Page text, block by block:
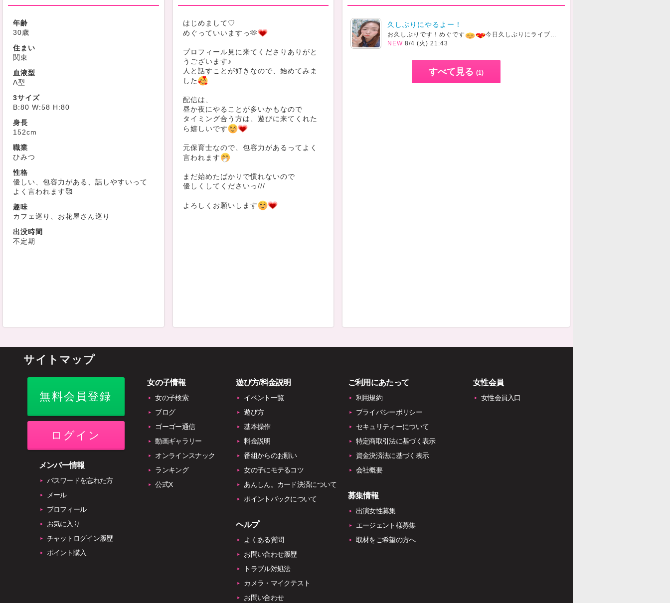
年齢
30歳
住まい
関東
血液型
A型
3サイズ
B:80 W:58 H:80
身長
152cm
職業
ひみつ
性格
優しい、包容力がある、話しやすいって
よく言われます🥰
趣味
カフェ巡り、お花屋さん巡り
出没時間
不定期
はじめまして♡
めぐっていいますっ🫶
プロフィール見に来てくださりありがと
うございます♪
人と話すことが好きなので、始めてみま
した
配信は、
昼か夜にやることが多いかもなので
タイミング合う方は、遊びに来てくれた
ら嬉しいです
元保育士なので、包容力があるってよく
言われます
まだ始めたばかりで慣れないので
優しくしてくださいっ///
よろしくお願いします
久しぶりにやるよー！
お久しぶりです！めぐです 今日久しぶりにライブするのでよかったら遊びに来てね
NEW 8/4 (火) 21:43
すべて見る (1)
サイトマップ
無料会員登録
ログイン
メンバー情報
パスワードを忘れた方
メール
プロフィール
お気に入り
チャットログイン履歴
ポイント購入
女の子情報
女の子検索
ブログ
ゴーゴー通信
動画ギャラリー
オンラインスナック
ランキング
公式X
遊び方/料金説明
イベント一覧
遊び方
基本操作
料金説明
番組からのお願い
女の子にモテるコツ
あんしん。カード決済について
ポイントバックについて
ヘルプ
よくある質問
お問い合わせ履歴
トラブル対処法
カメラ・マイクテスト
お問い合わせ
ご利用にあたって
利用規約
プライバシーポリシー
セキュリティーについて
特定商取引法に基づく表示
資金決済法に基づく表示
会社概要
募集情報
出演女性募集
エージェント様募集
取材をご希望の方へ
女性会員
女性会員入口